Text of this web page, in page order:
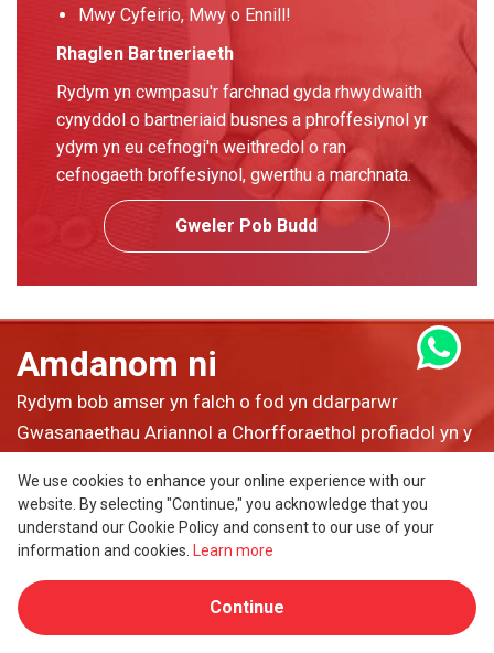
Mwy Cyfeirio, Mwy o Ennill!
Rhaglen Bartneriaeth
Rydym yn cwmpasu'r farchnad gyda rhwydwaith
cynyddol o bartneriaid busnes a phroffesiynol yr
ydym yn eu cefnogi'n weithredol o ran
cefnogaeth broffesiynol, gwerthu a marchnata.
Gweler Pob Budd
Amdanom ni
Rydym bob amser yn falch o fod yn ddarparwr
Gwasanaethau Ariannol a Chorfforaethol profiadol yn y
a mwyaf cystadleuol i chi fel cwsmeriaid gwerthfawr i
drawsnewid eich nodau yn ddatrysiad gyda chynllun
gweithredu clir. Ein Datrysiad, Eich Llwyddiant.
Dysgu mwy
We use cookies to enhance your online experience with our
website. By selecting "Continue," you acknowledge that you
understand our Cookie Policy and consent to our use of your
information and cookies.
Learn more
Continue